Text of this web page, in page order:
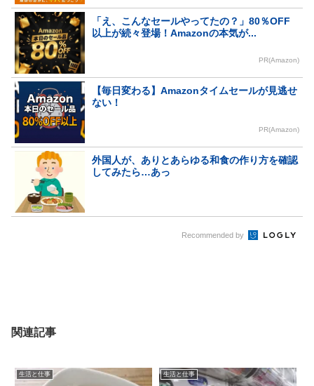
「え、こんなセールやってたの？」80％OFF
以上が続々登場！Amazonの本気が...
PR(Amazon)
【毎日変わる】Amazonタイムセールが見逃せ
ない！
PR(Amazon)
外国人が、ありとあらゆる和食の作り方を確認
してみたら…あっ
Recommended by
関連記事
生活と仕事 生活と仕事